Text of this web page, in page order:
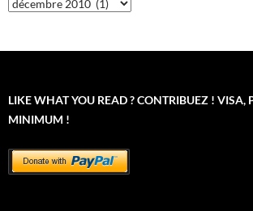
LIKE WHAT YOU READ ? CONTRIBUEZ ! VISA,
MINIMUM !